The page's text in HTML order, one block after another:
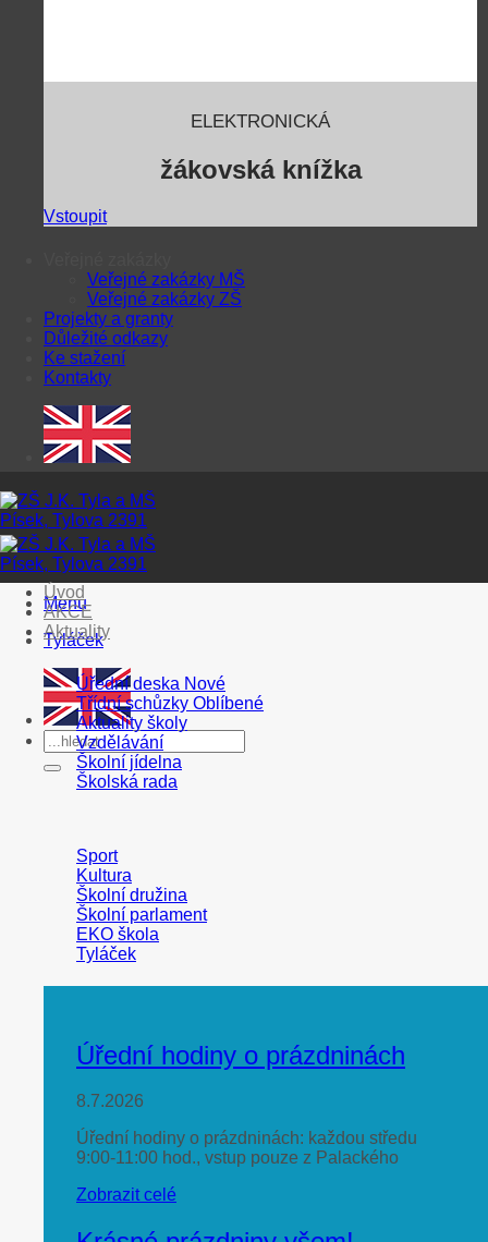
ELEKTRONICKÁ
žákovská knížka
Vstoupit
Veřejné zakázky MŠ
Veřejné zakázky ZŠ
Projekty a granty
Důležité odkazy
Ke stažení
Kontakty
Menu
Tyláček
Úvod
AKCE
Aktuality
Úřední deska
Třídní schůzky
Aktuality školy
Vzdělávání
Školní jídelna
Školská rada
Sport
Kultura
Školní družina
Školní parlament
EKO škola
Tyláček
Úřední hodiny o prázdninách
8.7.2026
Úřední hodiny o prázdninách: každou středu
9:00-11:00 hod., vstup pouze z Palackého
Zobrazit celé